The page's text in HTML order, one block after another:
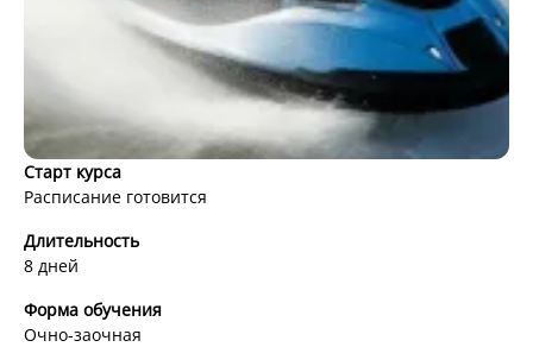
плавания Внутренние водные пути
Старт курса
Расписание готовится
Длительность
8 дней
Форма обучения
Очно-заочная